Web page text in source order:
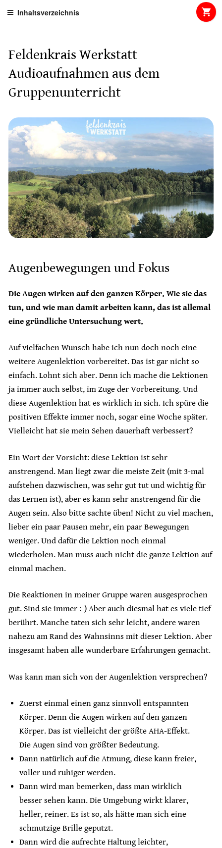
Inhaltsverzeichnis
Feldenkrais Werkstatt
Audioaufnahmen aus dem
Gruppenunterricht
Augenbewegungen und Fokus
Die Augen wirken auf den ganzen Körper. Wie sie das
tun, und wie man damit arbeiten kann, das ist allemal
eine gründliche Untersuchung wert.
Auf vielfachen Wunsch habe ich nun doch noch eine
weitere Augenlektion vorbereitet. Das ist gar nicht so
einfach. Lohnt sich aber. Denn ich mache die Lektionen
ja immer auch selbst, im Zuge der Vorbereitung. Und
diese Augenlektion hat es wirklich in sich. Ich spüre die
positiven Effekte immer noch, sogar eine Woche später.
Vielleicht hat sie mein Sehen dauerhaft verbessert?
Ein Wort der Vorsicht: diese Lektion ist sehr
anstrengend. Man liegt zwar die meiste Zeit (mit 3-mal
aufstehen dazwischen, was sehr gut tut und wichtig für
das Lernen ist), aber es kann sehr anstrengend für die
Augen sein. Also bitte sachte üben! Nicht zu viel machen,
lieber ein paar Pausen mehr, ein paar Bewegungen
weniger. Und dafür die Lektion noch einmal
wiederholen. Man muss auch nicht die ganze Lektion auf
einmal machen.
Die Reaktionen in meiner Gruppe waren ausgesprochen
gut. Sind sie immer :-) Aber auch diesmal hat es viele tief
berührt. Manche taten sich sehr leicht, andere waren
nahezu am Rand des Wahnsinns mit dieser Lektion. Aber
insgesamt haben alle wunderbare Erfahrungen gemacht.
Was kann man sich von der Augenlektion versprechen?
Zuerst einmal einen ganz sinnvoll entspannten
Körper. Denn die Augen wirken auf den ganzen
Körper. Das ist vielleicht der größte AHA-Effekt.
Die Augen sind von größter Bedeutung.
Dann natürlich auf die Atmung, diese kann freier,
voller und ruhiger werden.
Dann wird man bemerken, dass man wirklich
besser sehen kann. Die Umgebung wirkt klarer,
heller, reiner. Es ist so, als hätte man sich eine
schmutzige Brille geputzt.
Dann wird die aufrechte Haltung leichter,